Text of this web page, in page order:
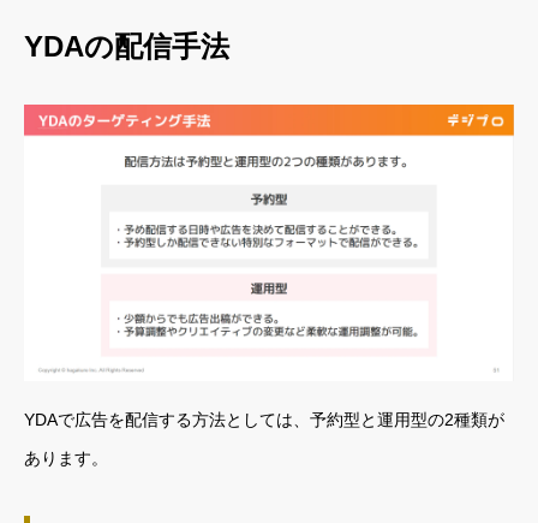
YDAの配信手法
YDAで広告を配信する方法としては、予約型と運用型の2種類が
あります。